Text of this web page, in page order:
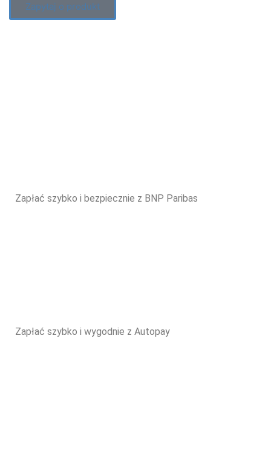
Zapytaj o produkt
Zapłać szybko i bezpiecznie z BNP Paribas
Zapłać szybko i wygodnie z Autopay